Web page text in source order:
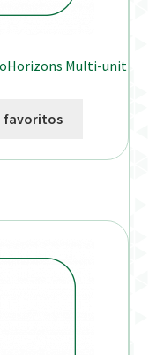
Multi-unit
favoritos